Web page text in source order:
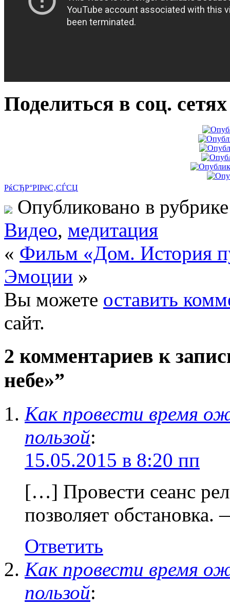
Поделиться в соц. сетях
РќСЂР°РІРёС‚СЃСЏ
Опубликовано в
Видео, медитация
« Фильм «Дом. История
Эмоции »
Вы можете оставить
сайт.
2 комментариев к
небе»”
Как провести время
пользой:
15.05.2015 в 8:20 пп
[…] Провести сеанс
позволяет
Ответить
Как провести время
пользой: